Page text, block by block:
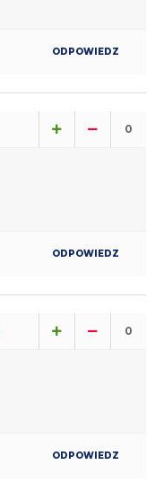
ODPOWIEDZ
0
ODPOWIEDZ
0
ODPOWIEDZ